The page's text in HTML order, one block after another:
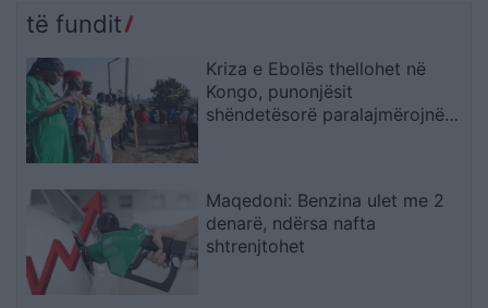
të fundit
Kriza e Ebolës thellohet në
Kongo, punonjësit
shëndetësorë paralajmërojnë
Maqedoni: Benzina ulet me 2
denarë, ndërsa nafta
shtrenjtohet